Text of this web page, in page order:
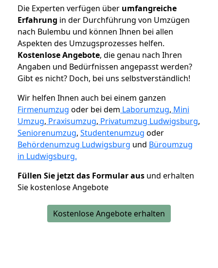
Die Experten verfügen über umfangreiche
Erfahrung in der Durchführung von Umzügen
nach Bulembu und können Ihnen bei allen
Aspekten des Umzugsprozesses helfen.
Kostenlose Angebote, die genau nach Ihren
Angaben und Bedürfnissen angepasst werden?
Gibt es nicht? Doch, bei uns selbstverständlich!
Wir helfen Ihnen auch bei einem ganzen
Firmenumzug oder bei dem Laborumzug, Mini
Umzug, Praxisumzug, Privatumzug Ludwigsburg,
Seniorenumzug, Studentenumzug oder
Behördenumzug Ludwigsburg und Büroumzug
in Ludwigsburg.
Füllen Sie jetzt das Formular aus und erhalten
Sie kostenlose Angebote
Kostenlose Angebote erhalten